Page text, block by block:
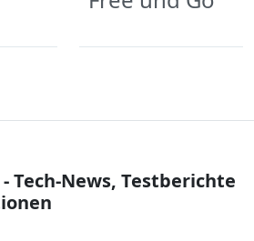
Tech-News, Testberichte